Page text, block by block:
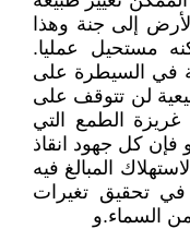
إلى جنة وهذا
مستحيل عمليا.
في السيطرة على
لن تتوقف على
الطمع التي
فإن كل جهود انقاذ
المبالغ فيه
تحقيق تغيرات
السماء.و